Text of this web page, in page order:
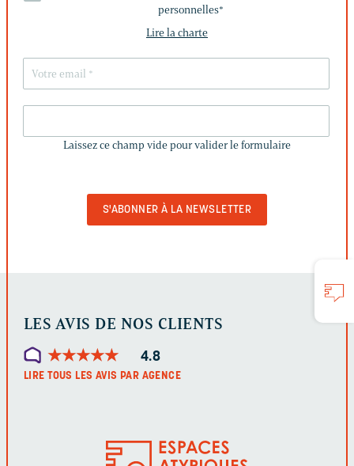
personnelles*
Lire la charte
CHAMP
Laissez ce champ vide pour valider le formulaire
LES AVIS DE NOS CLIENTS
★★★★★
★★★★★ 4.8
LIRE TOUS LES AVIS PAR AGENCE